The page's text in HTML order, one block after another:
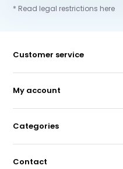
* Read legal restrictions here
Customer service
My account
Categories
Contact